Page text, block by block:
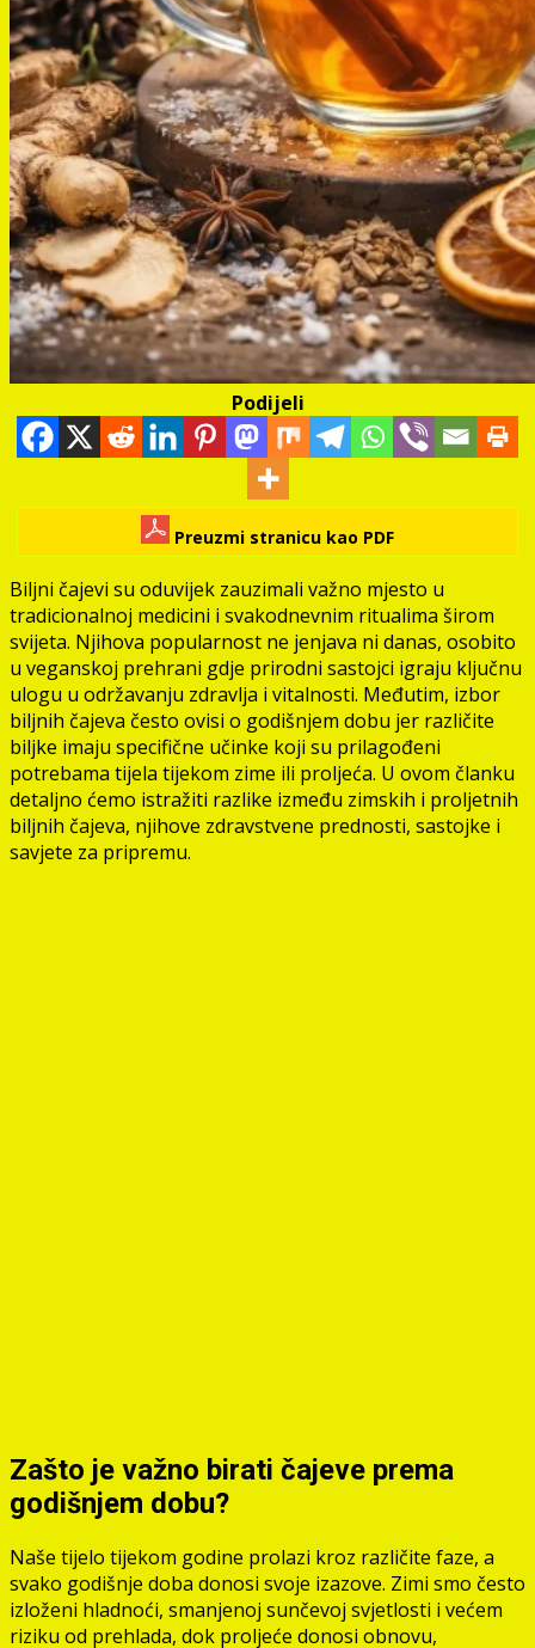
Podijeli
Preuzmi stranicu kao PDF
Biljni čajevi su oduvijek zauzimali važno mjesto u
tradicionalnoj medicini i svakodnevnim ritualima širom
svijeta. Njihova popularnost ne jenjava ni danas, osobito
u veganskoj prehrani gdje prirodni sastojci igraju ključnu
ulogu u održavanju zdravlja i vitalnosti. Međutim, izbor
biljnih čajeva često ovisi o godišnjem dobu jer različite
biljke imaju specifične učinke koji su prilagođeni
potrebama tijela tijekom zime ili proljeća. U ovom članku
detaljno ćemo istražiti razlike između zimskih i proljetnih
biljnih čajeva, njihove zdravstvene prednosti, sastojke i
savjete za pripremu.
Zašto je važno birati čajeve prema
godišnjem dobu?
Naše tijelo tijekom godine prolazi kroz različite faze, a
svako godišnje doba donosi svoje izazove. Zimi smo često
izloženi hladnoći, smanjenoj sunčevoj svjetlosti i većem
riziku od prehlada, dok proljeće donosi obnovu,